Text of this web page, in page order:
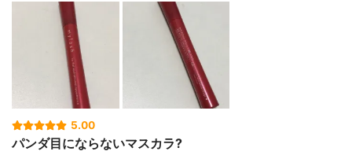
5.00
パンダ目にならないマスカラ?